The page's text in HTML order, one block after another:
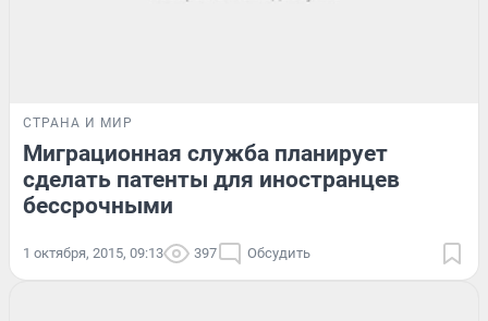
СТРАНА И МИР
Миграционная служба планирует
сделать патенты для иностранцев
бессрочными
1 октября, 2015, 09:13 397 Обсудить